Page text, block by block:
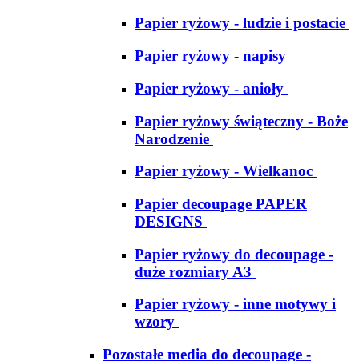
Papier ryżowy - ludzie i postacie
Papier ryżowy - napisy
Papier ryżowy - anioły
Papier ryżowy świąteczny - Boże
Narodzenie
Papier ryżowy - Wielkanoc
Papier decoupage PAPER
DESIGNS
Papier ryżowy do decoupage -
duże rozmiary A3
Papier ryżowy - inne motywy i
wzory
Pozostałe media do decoupage -